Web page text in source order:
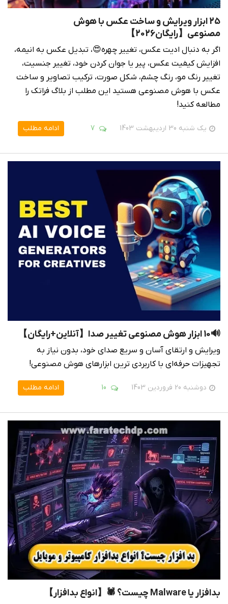
25 ابزار ویرایش و ساخت عکس با هوش
مصنوعی【رایگان2026】
اگر به دنبال ادیت عکس، تغییر چهره😍، تبدیل عکس به انیمه،
افزایش کیفیت عکس، پیر یا جوان کردن خود، تغییر جنسیت،
تغییر رنگ مو، رنگ چشم، شکل صورت، ترکیب تصاویر و ساخت
عکس با هوش مصنوعی هستید این مطلب از بلاگ فراتک را
مطالعه کنید!
یک شنبه 30 اردیبهشت 1403 7 ادامه مطلب
🔊10 ابزار هوش مصنوعی تغییر صدا【آنلاین+رایگان】
ویرایش و ارتقای آسان و سریع صدای خود، بدون نیاز به
تجهیزات حرفه‌ای با کاربردی ترین ابزارهای هوش مصنوعی!
دوشنبه 20 فروردین 1403 10 ادامه مطلب
بدافزار یا Malware چیست؟ 🕷【انواع بدافزار】